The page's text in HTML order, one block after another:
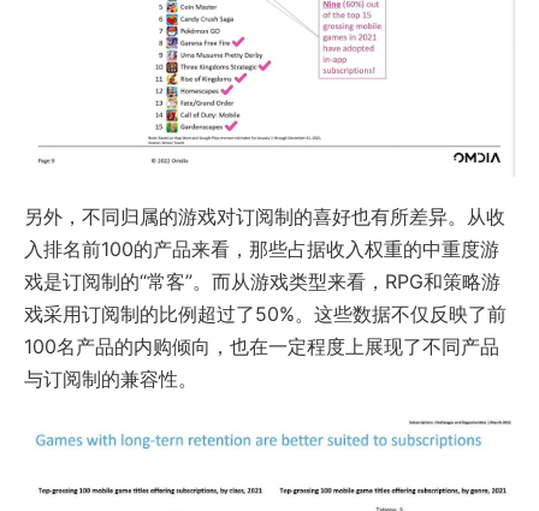
另外，不同归属的游戏对订阅制的喜好也有所差异。从收
入排名前100的产品来看，那些占据收入权重的中重度游
戏是订阅制的“常客”。而从游戏类型来看，RPG和策略游
戏采用订阅制的比例超过了50%。这些数据不仅反映了前
100名产品的内购倾向，也在一定程度上展现了不同产品
与订阅制的兼容性。